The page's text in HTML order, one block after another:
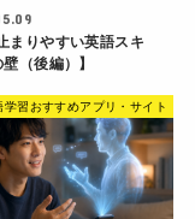
まりやすい英語スキ
（後編）】
学習おすすめアプリ・サイト